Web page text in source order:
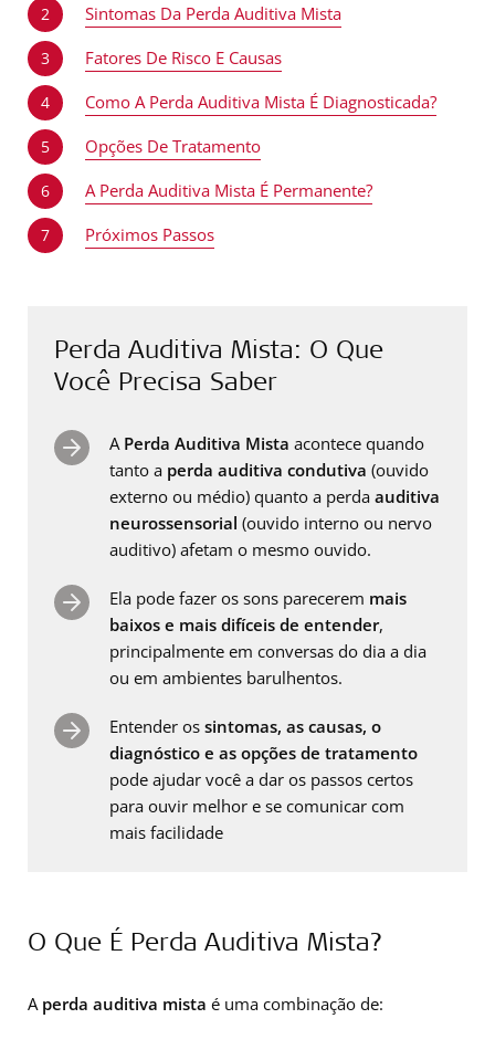
2 Sintomas Da Perda Auditiva Mista
3 Fatores De Risco E Causas
4 Como A Perda Auditiva Mista É Diagnosticada?
5 Opções De Tratamento
6 A Perda Auditiva Mista É Permanente?
7 Próximos Passos
Perda Auditiva Mista: O Que
Você Precisa Saber
A Perda Auditiva Mista acontece quando
tanto a perda auditiva condutiva (ouvido
externo ou médio) quanto a perda auditiva
neurossensorial (ouvido interno ou nervo
auditivo) afetam o mesmo ouvido.
Ela pode fazer os sons parecerem mais
baixos e mais difíceis de entender,
principalmente em conversas do dia a dia
ou em ambientes barulhentos.
Entender os sintomas, as causas, o
diagnóstico e as opções de tratamento
pode ajudar você a dar os passos certos
para ouvir melhor e se comunicar com
mais facilidade
O Que É Perda Auditiva Mista?
A perda auditiva mista é uma combinação de: